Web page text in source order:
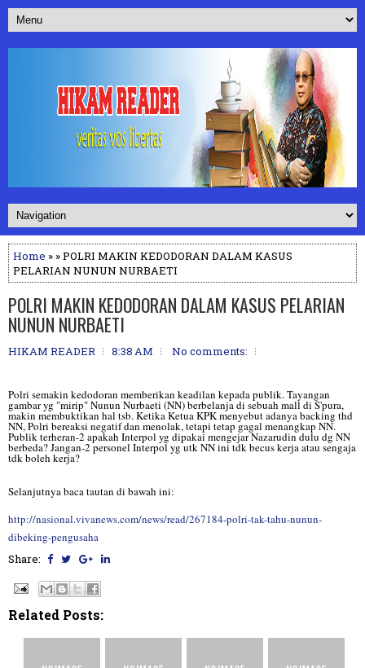
Home » » POLRI MAKIN KEDODORAN DALAM KASUS
PELARIAN NUNUN NURBAETI
POLRI MAKIN KEDODORAN DALAM KASUS PELARIAN
NUNUN NURBAETI
HIKAM READER 8:38 AM No comments:
Polri semakin kedodoran memberikan keadilan kepada publik. Tayangan
gambar yg "mirip" Nunun Nurbaeti (NN) berbelanja di sebuah mall di S'pura,
makin membuktikan hal tsb. Ketika Ketua KPK menyebut adanya backing thd
NN, Polri bereaksi negatif dan menolak, tetapi tetap gagal menangkap NN.
Publik terheran-2 apakah Interpol yg dipakai mengejar Nazarudin dulu dg NN
berbeda? Jangan-2 personel Interpol yg utk NN ini tdk becus kerja atau sengaja
tdk boleh kerja?
Selanjutnya baca tautan di bawah ini:
http://nasional.vivanews.com/news/read/267184-polri-tak-tahu-nunun-
dibeking-pengusaha
Share:
Related Posts: